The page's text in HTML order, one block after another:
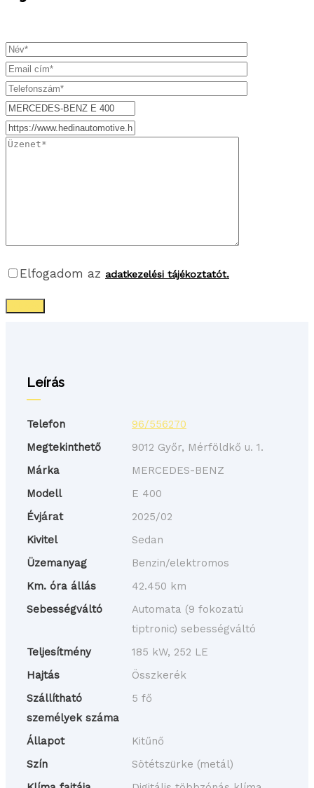
Elfogadom az adatkezelési tájékoztatót.
Leírás
Telefon
96/556270
Megtekinthető
9012 Győr, Mérföldkő u. 1.
Márka
MERCEDES-BENZ
Modell
E 400
Évjárat
2025/02
Kivitel
Sedan
Üzemanyag
Benzin/elektromos
Km. óra állás
42.450 km
Sebességváltó
Automata (9 fokozatú
tiptronic) sebességváltó
Teljesítmény
185 kW, 252 LE
Hajtás
Összkerék
Szállítható
személyek száma
5 fő
Állapot
Kitűnő
Szín
Sötétszürke (metál)